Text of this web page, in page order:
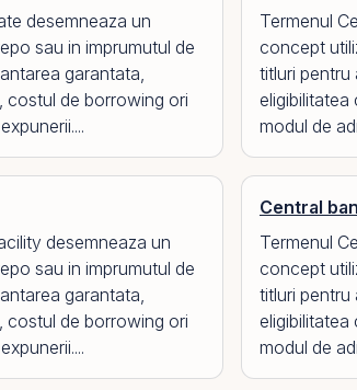
desemneaza un
sau in imprumutul de
garantata,
costul de borrowing ori
Termenul
concept
titluri pentru
eligibilitatea
modul de
desemneaza un
sau in imprumutul de
garantata,
costul de borrowing ori
Central
Termenul
concept
titluri pentru
eligibilitatea
modul de